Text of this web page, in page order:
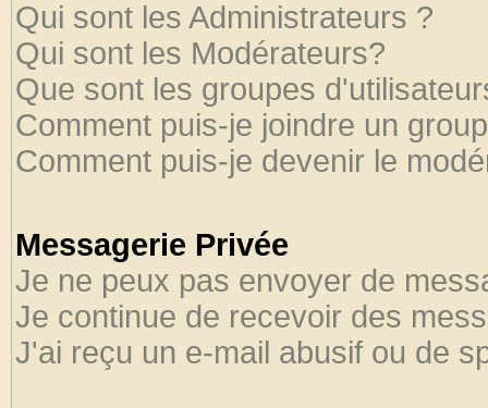
Qui sont les Administrateurs ?
Qui sont les Modérateurs?
Que sont les groupes
Comment puis-je joindre un
Comment puis-je devenir le
Messagerie Privée
Je ne peux pas envoyer de
Je continue de recevoir des
J'ai reçu un e-mail abusif ou de